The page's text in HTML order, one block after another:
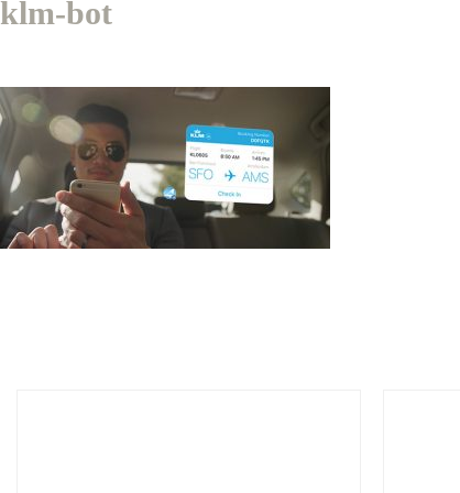
klm-bot